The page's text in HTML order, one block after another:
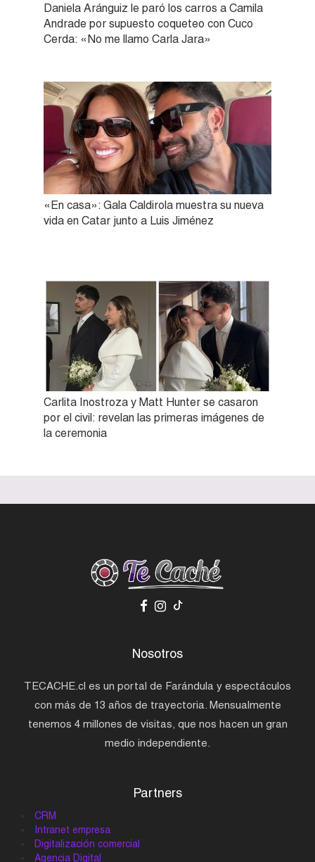
Daniela Aránguiz le paró los carros a Camila
Andrade por supuesto coqueteo con Cuco
Cerda: «No me llamo Carla Jara»
«En casa»: Gala Caldirola muestra su nueva
vida en Catar junto a Luis Jiménez
Carlita Inostroza y Matt Hunter se casaron
por el civil: revelan las primeras imágenes de
la ceremonia
Nosotros
TECACHE.cl es un portal de Farándula y espectáculos
con más de 13 años de trayectoria. Mensualmente
tenemos 4 millones de visitas, que nos hacen un gran
medio independiente.
Partners
CRM
Intranet empresa
Digitalización comercial
Agencia Digital